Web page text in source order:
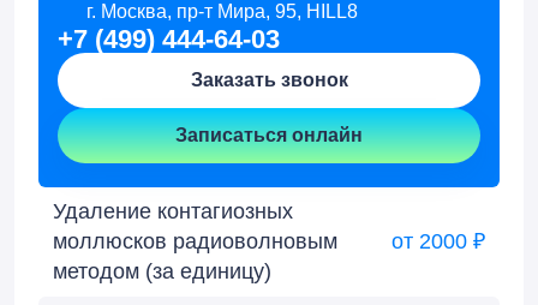
г. Москва, пр-т Мира, 95, HILL8
+7 (499) 444-64-03
Заказать звонок
Записаться онлайн
Удаление контагиозных
моллюсков радиоволновым
методом (за единицу)
от 2000 ₽